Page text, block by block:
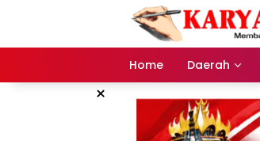
Home Daerah
×